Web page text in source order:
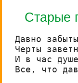
Старые
Давно
Черты
И в час
Все, что